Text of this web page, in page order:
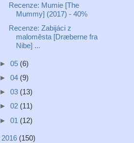
Recenze: Mumie [The
Mummy] (2017) - 40%
Recenze: Zabijáci z
maloměsta [Dræberne fra
Nibe] ...
► 05 (6)
► 04 (9)
► 03 (13)
► 02 (11)
► 01 (12)
2016 (150)